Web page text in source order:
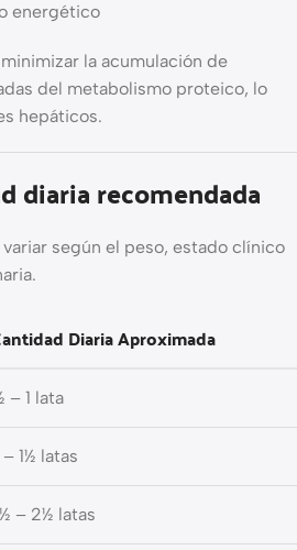
energético
la acumulación de
del metabolismo proteico, lo
hepáticos.
diaria recomendada
según el peso, estado clínico
Diaria Aproximada
– 1 lata
– 1½ latas
– 2½ latas